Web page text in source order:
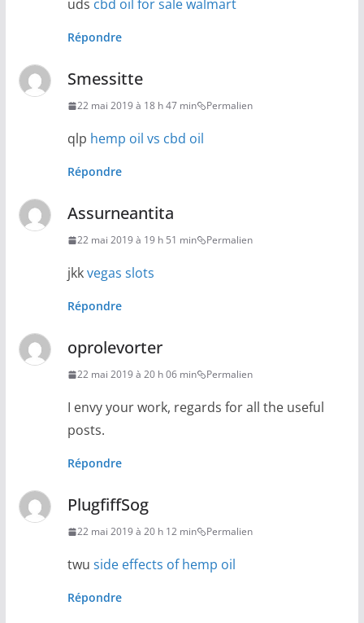
uds cbd oil for sale walmart
Répondre
Smessitte
22 mai 2019 à 18 h 47 min Permalien
qlp hemp oil vs cbd oil
Répondre
Assurneantita
22 mai 2019 à 19 h 51 min Permalien
jkkvegas slots
Répondre
oprolevorter
22 mai 2019 à 20 h 06 min Permalien
I envy your work, regards for all the useful
posts.
Répondre
PlugfiffSog
22 mai 2019 à 20 h 12 min Permalien
twu side effects of hemp oil
Répondre